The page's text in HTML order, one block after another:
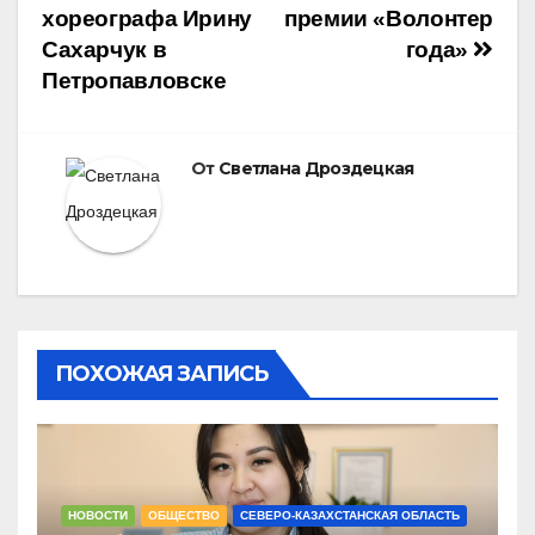
премии «Волонтер
года»
хореографа Ирину
Сахарчук в
Петропавловске
От Светлана Дроздецкая
ПОХОЖАЯ ЗАПИСЬ
НОВОСТИ ОБЩЕСТВО СЕВЕРО-КАЗАХСТАНСКАЯ ОБЛАСТЬ